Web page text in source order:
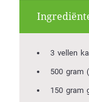
3 vellen
500 gram
150 gram